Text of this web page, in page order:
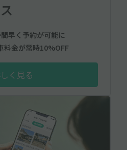
早く予約が可能に
料金が常時10%OFF
く見る